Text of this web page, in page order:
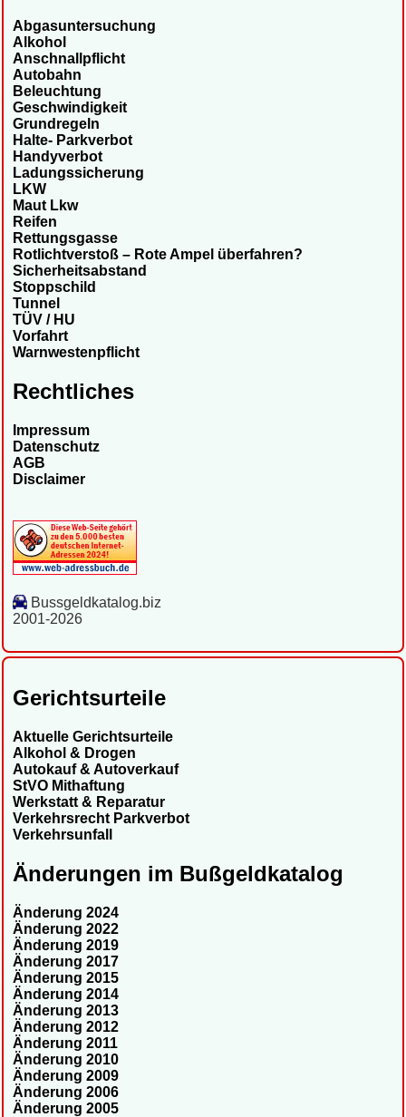
Abgasuntersuchung
Alkohol
Anschnallpflicht
Autobahn
Beleuchtung
Geschwindigkeit
Grundregeln
Halte- Parkverbot
Handyverbot
Ladungssicherung
LKW
Maut Lkw
Reifen
Rettungsgasse
Rotlichtverstoß – Rote Ampel überfahren?
Sicherheitsabstand
Stoppschild
Tunnel
TÜV / HU
Vorfahrt
Warnwestenpflicht
Rechtliches
Impressum
Datenschutz
AGB
Disclaimer
Bussgeldkatalog.biz
2001-2026
Gerichtsurteile
Aktuelle Gerichtsurteile
Alkohol & Drogen
Autokauf & Autoverkauf
StVO Mithaftung
Werkstatt & Reparatur
Verkehrsrecht Parkverbot
Verkehrsunfall
Änderungen im Bußgeldkatalog
Änderung 2024
Änderung 2022
Änderung 2019
Änderung 2017
Änderung 2015
Änderung 2014
Änderung 2013
Änderung 2012
Änderung 2011
Änderung 2010
Änderung 2009
Änderung 2006
Änderung 2005